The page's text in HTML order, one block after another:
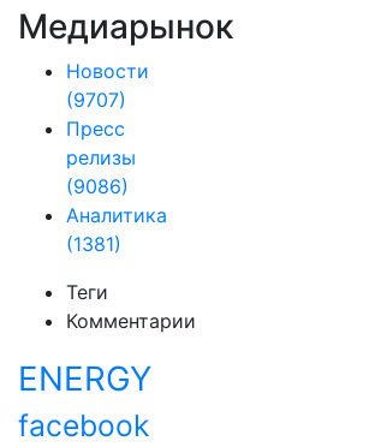
Медиарынок
Новости
(9707)
Пресс
релизы
(9086)
Аналитика
(1381)
Теги
Комментарии
ENERGY
facebook